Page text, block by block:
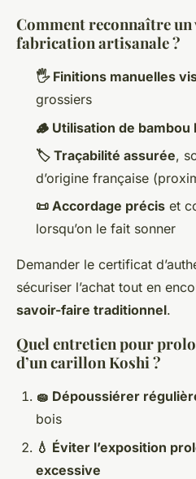
Comment reconnaître
fabrication artisanale ?
🖐️ Finitions manuelles
grossiers
🪵 Utilisation de bambou
🏷️ Traçabilité assurée,
d’origine française
📜 Accordage précis et
lorsqu’on le fait sonner
Demander le certificat
sécuriser l’achat tout en
savoir-faire traditionnel.
Quel entretien pour
d’un carillon Koshi ?
🧽 Dépoussiérer
bois
💧 Éviter l’exposition
excessive